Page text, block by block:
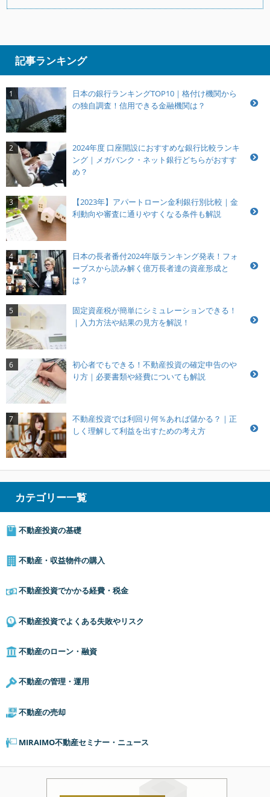
記事ランキング
1
日本の銀行ランキングTOP10｜格付け機関から
の独自調査！信用できる金融機関は？
2
2024年度 口座開設におすすめな銀行比較ランキ
ング｜メガバンク・ネット銀行どちらがおすす
め？
3
【2023年】アパートローン金利銀行別比較｜金
利動向や審査に通りやすくなる条件も解説
4
日本の長者番付2024年版ランキング発表！フォ
ーブスから読み解く億万長者達の資産形成と
は？
5
固定資産税が簡単にシミュレーションできる！
｜入力方法や結果の見方を解説！
6
初心者でもできる！不動産投資の確定申告のや
り方｜必要書類や経費についても解説
7
不動産投資では利回り何％あれば儲かる？｜正
しく理解して利益を出すための考え方
カテゴリー一覧
不動産投資の基礎
不動産・収益物件の購入
不動産投資でかかる経費・税金
不動産投資でよくある失敗やリスク
不動産のローン・融資
不動産の管理・運用
不動産の売却
MIRAIMO不動産セミナー・ニュース